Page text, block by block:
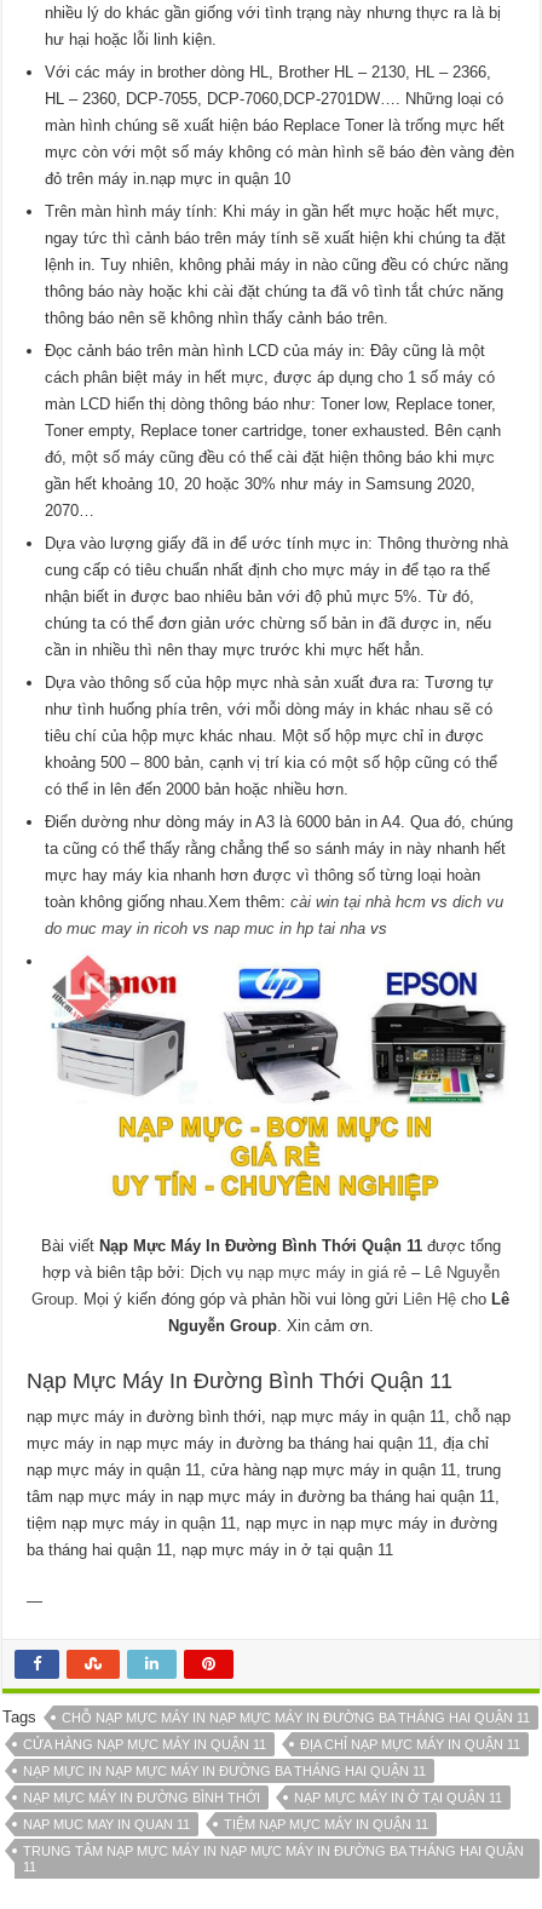
nhiều lý do khác gần giống với tình trạng này nhưng thực ra là bị
hư hại hoặc lỗi linh kiện.
Với các máy in brother dòng HL, Brother HL – 2130, HL – 2366,
HL – 2360, DCP-7055, DCP-7060,DCP-2701DW…. Những loại có
màn hình chúng sẽ xuất hiện báo Replace Toner là trống mực hết
mực còn với một số máy không có màn hình sẽ báo đèn vàng đèn
đỏ trên máy in.nạp mực in quận 10
Trên màn hình máy tính: Khi máy in gần hết mực hoặc hết mực,
ngay tức thì cảnh báo trên máy tính sẽ xuất hiện khi chúng ta đặt
lệnh in. Tuy nhiên, không phải máy in nào cũng đều có chức năng
thông báo này hoặc khi cài đặt chúng ta đã vô tình tắt chức năng
thông báo nên sẽ không nhìn thấy cảnh báo trên.
Đọc cảnh báo trên màn hình LCD của máy in: Đây cũng là một
cách phân biệt máy in hết mực, được áp dụng cho 1 số máy có
màn LCD hiển thị dòng thông báo như: Toner low, Replace toner,
Toner empty, Replace toner cartridge, toner exhausted. Bên cạnh
đó, một số máy cũng đều có thể cài đặt hiện thông báo khi mực
gần hết khoảng 10, 20 hoặc 30% như máy in Samsung 2020,
2070…
Dựa vào lượng giấy đã in để ước tính mực in: Thông thường nhà
cung cấp có tiêu chuẩn nhất định cho mực máy in để tạo ra thể
nhận biết in được bao nhiêu bản với độ phủ mực 5%. Từ đó,
chúng ta có thể đơn giản ước chừng số bản in đã được in, nếu
cần in nhiều thì nên thay mực trước khi mực hết hẳn.
Dựa vào thông số của hộp mực nhà sản xuất đưa ra: Tương tự
như tình huống phía trên, với mỗi dòng máy in khác nhau sẽ có
tiêu chí của hộp mực khác nhau. Một số hộp mực chỉ in được
khoảng 500 – 800 bản, cạnh vị trí kia có một số hộp cũng có thể
có thể in lên đến 2000 bản hoặc nhiều hơn.
Điển dường như dòng máy in A3 là 6000 bản in A4. Qua đó, chúng
ta cũng có thể thấy rằng chẳng thể so sánh máy in này nhanh hết
mực hay máy kia nhanh hơn được vì thông số từng loại hoàn
toàn không giống nhau.Xem thêm:cài win tại nhà hcm vsdich vu
do muc may in ricoh vsnap muc in hp tai nha vs
Bài viết Nạp Mực Máy In Đường Bình Thới Quận 11được tổng
hợp và biên tập bởi: Dịch vụ nạp mực máy in giá rẻ– Lê Nguyễn
Group . Mọi ý kiến đóng góp và phản hồi vui lòng gửi Liên Hệ choLê
Nguyễn Group. Xin cảm ơn.
Nạp Mực Máy In Đường Bình Thới Quận 11
nạp mực máy in đường bình thới, nạp mực máy in quận 11, chỗ nạp
mực máy in nạp mực máy in đường ba tháng hai quận 11, địa chỉ
nạp mực máy in quận 11, cửa hàng nạp mực máy in quận 11, trung
tâm nạp mực máy in nạp mực máy in đường ba tháng hai quận 11,
tiệm nạp mực máy in quận 11, nạp mực in nạp mực máy in đường
ba tháng hai quận 11, nạp mực máy in ở tại quận 11
—
Tags
CHỖ NẠP MỰC MÁY IN NẠP MỰC MÁY IN ĐƯỜNG BA THÁNG HAI QUẬN 11
CỬA HÀNG NẠP MỰC MÁY IN QUẬN 11
ĐỊA CHỈ NẠP MỰC MÁY IN QUẬN 11
NẠP MỰC IN NẠP MỰC MÁY IN ĐƯỜNG BA THÁNG HAI QUẬN 11
NẠP MỰC MÁY IN ĐƯỜNG BÌNH THỚI
NẠP MỰC MÁY IN Ở TẠI QUẬN 11
NAP MUC MAY IN QUAN 11
TIỆM NẠP MỰC MÁY IN QUẬN 11
TRUNG TÂM NẠP MỰC MÁY IN NẠP MỰC MÁY IN ĐƯỜNG BA THÁNG HAI QUẬN
11